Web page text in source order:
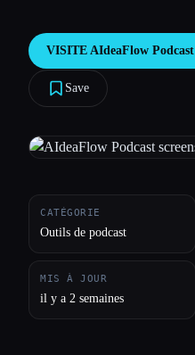
Blog
Comparer les outils
Toutes les catégories
VISITE AIdeaFlow Podcast
Save
CATÉGORIE
Outils de podcast
MIS À JOUR
il y a 2 semaines